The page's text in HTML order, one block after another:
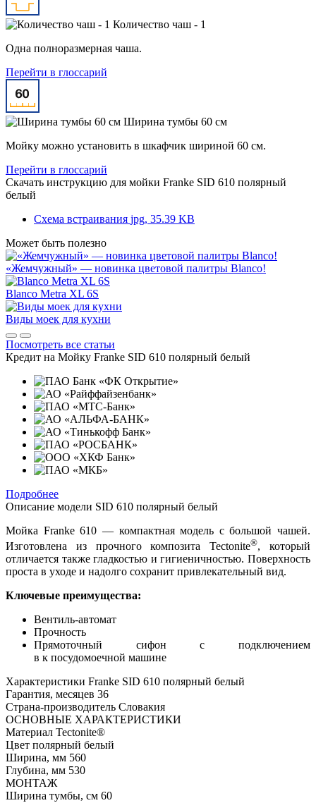
Количество чаш - 1
Одна полноразмерная чаша.
Перейти в глоссарий
Ширина тумбы 60 см
Мойку можно установить в шкафчик шириной 60 см.
Перейти в глоссарий
Скачать инструкцию для мойки Franke SID 610 полярный
белый
Схема встраивания jpg, 35.39 KB
Может быть полезно
«Жемчужный» — новинка цветовой палитры Blanco!
Blanco Metra XL 6S
Виды моек для кухни
Посмотреть все статьи
Кредит на Мойку Franke SID 610 полярный белый
Подробнее
Описание модели SID 610 полярный белый
Мойка Franke 610 — компактная модель с большой чашей.
Изготовлена из прочного композита Tectonite®, который
отличается также гладкостью и гигиеничностью. Поверхность
проста в уходе и надолго сохранит привлекательный вид.
Ключевые преимущества:
Вентиль-автомат
Прочность
Прямоточный сифон с подключением
в к посудомоечной машине
Характеристики Franke SID 610 полярный белый
Гарантия, месяцев 36
Страна-производитель Словакия
ОСНОВНЫЕ ХАРАКТЕРИСТИКИ
Материал Tectonite®
Цвет полярный белый
Ширина, мм 560
Глубина, мм 530
МОНТАЖ
Ширина тумбы, см 60